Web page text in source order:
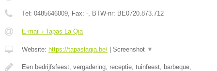
Tel: 0485646009 , Fax: - , BTW-nr: BE0720.873.712
E-mail › Tapas La Qia
Website: https://tapaslaqia.be/ | Screenshot ▼
Een bedrijfsfeest, vergadering, receptie, tuinfeest, barbeque,